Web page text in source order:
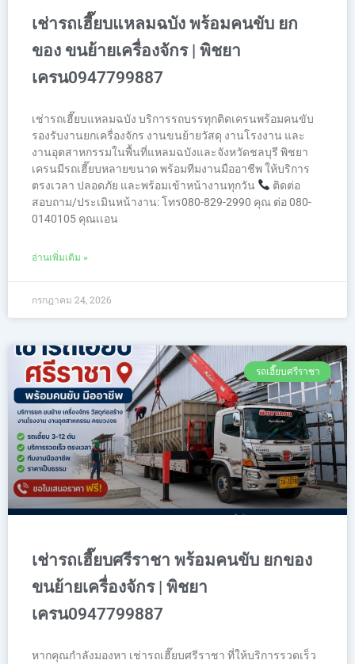
เช่ารถเฮี๊ยบแหลมฉบัง พร้อมคนขับ ยก
ของ ขนย้ายเครื่องจักร | พิชยา
เครน0947799887
เช่ารถเฮี๊ยบแหลมฉบัง บริการรถบรรทุกติดเครนพร้อมคนขับ
รองรับงานยกเครื่องจักร งานขนย้ายวัสดุ งานโรงงาน และ
งานอุตสาหกรรมในพื้นที่แหลมฉบังและจังหวัดชลบุรี พิชยา
เครนมีรถเฮี๊ยบหลายขนาด พร้อมทีมงานมืออาชีพ ให้บริการ
ตรงเวลา ปลอดภัย และพร้อมเข้าหน้างานทุกวัน
ติดต่อ
สอบถาม/ประเมินหน้างาน: โทร080-829-2990 คุณ ต่อ 080-
0140105 คุณเเอน
อ่านเพิ่มเติม »
กรกฎาคม 24, 2026
รถเฮี๊ยบศรีราชา
เช่ารถเฮี๊ยบศรีราชา พร้อมคนขับ ยกของ
ขนย้ายเครื่องจักร | พิชยา
เครน0947799887
หากคุณกำลังมองหา เช่ารถเฮี๊ยบศรีราชา ที่ให้บริการรวดเร็ว